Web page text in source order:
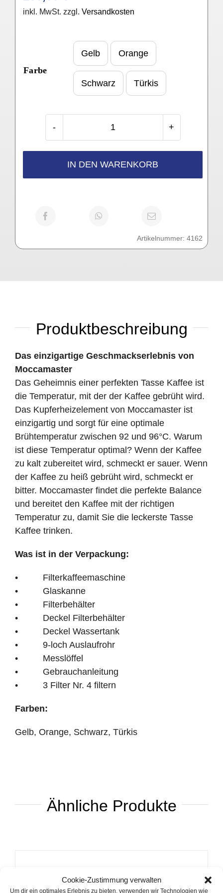
Cookie-Zustimmung verwalten
Um dir ein optimales Erlebnis zu bieten, verwenden wir Technologien wie
inkl. MwSt. zzgl. Versandkosten
Farbe
Gelb Orange
Schwarz Türkis
Moccamaster
Kaffeemaschine
IN DEN WARENKORB
Artikelnummer:4162
Produktbeschreibung
Das einzigartige Geschmackserlebnis von
Moccamaster
Das Geheimnis einer perfekten Tasse Kaffee ist
die Temperatur, mit der der Kaffee gebrüht wird.
Das Kupferheizelement von Moccamaster ist
einzigartig und sorgt für eine optimale
Brühtemperatur zwischen 92 und 96°C. Warum
ist diese Temperatur optimal? Wenn der Kaffee
zu kalt zubereitet wird, schmeckt er sauer. Wenn
der Kaffee zu heiß gebrüht wird, schmeckt er
bitter. Moccamaster findet die perfekte Balance
und bereitet den Kaffee mit der richtigen
Temperatur zu, damit Sie die leckerste Tasse
Kaffee trinken.
Was ist in der Verpackung:
• Filterkaffeemaschine
• Glaskanne
• Filterbehälter
• Deckel Filterbehälter
• Deckel Wassertank
• 9-loch Auslaufrohr
• Messlöffel
• Gebrauchanleitung
• 3 Filter Nr. 4 filtern
Farben:
Gelb, Orange, Schwarz, Türkis
Ähnliche Produkte
Hario V60 Buono Wasserkessel